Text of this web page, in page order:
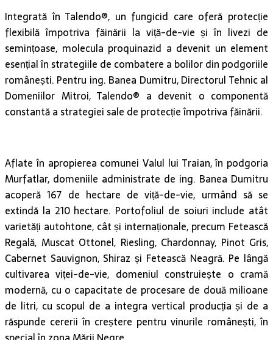
Integrată în Talendo®, un fungicid care oferă protecție
flexibilă împotriva făinării la viță-de-vie și în livezi de
semințoase, molecula proquinazid a devenit un element
esențial în strategiile de combatere a bolilor din podgoriile
românești. Pentru ing. Banea Dumitru, Directorul Tehnic al
Domeniilor Mitroi, Talendo® a devenit o componentă
constantă a strategiei sale de protecție împotriva făinării.
Aflate în apropierea comunei Valul lui Traian, în podgoria
Murfatlar, domeniile administrate de ing. Banea Dumitru
acoperă 167 de hectare de viță-de-vie, urmând să se
extindă la 210 hectare. Portofoliul de soiuri include atât
varietăți autohtone, cât și internaționale, precum Fetească
Regală, Muscat Ottonel, Riesling, Chardonnay, Pinot Gris,
Cabernet Sauvignon, Shiraz și Fetească Neagră. Pe lângă
cultivarea viței-de-vie, domeniul construiește o cramă
modernă, cu o capacitate de procesare de două milioane
de litri, cu scopul de a integra vertical producția și de a
răspunde cererii în creștere pentru vinurile românești, în